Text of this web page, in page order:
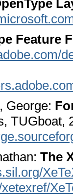
Feature
George:
TUGboat,
The